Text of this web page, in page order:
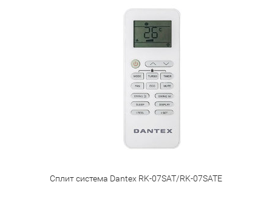
Сплит система Dantex RK-07SAT/RK-07SATE